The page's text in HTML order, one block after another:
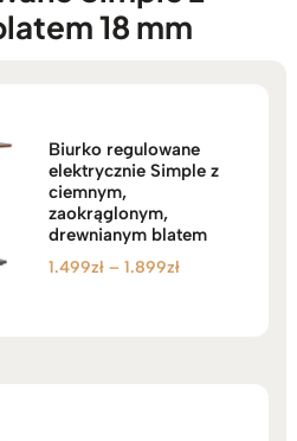
18 mm
Biurko regulowane
elektrycznie Simple z
ciemnym,
zaokrąglonym,
drewnianym blatem
1.499zł – 1.899złZakres